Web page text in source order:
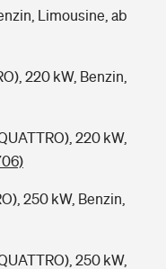
Limousine, ab
220 kW, Benzin,
220 kW,
250 kW, Benzin,
250 kW,